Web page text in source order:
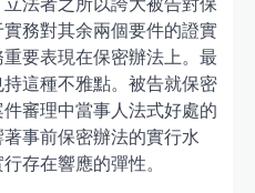
務對其余兩個要件的證實
要表現在保密辦法上。最
這種不雅點。被告就保密
審理中當事人法式好處的
事前保密辦法的實行水
存在響應的彈性。